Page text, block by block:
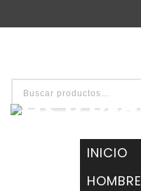
INICIO
HOMBRE